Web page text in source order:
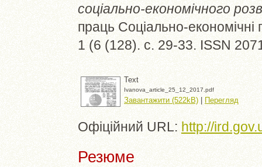
соціально-економічного
праць Соціально-економічні
1 (6 (128). с. 29-33. ISSN
Text
Ivanova_article_25_12_2017.pdf
Завантажити (522kB) | Перегляд
Офіційний URL: http://
Резюме